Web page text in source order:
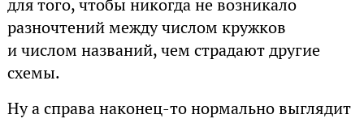
для того, чтобы никогда не возникало
разночтений между числом кружков
и числом названий, чем страдают другие
схемы.
Ну а справа наконец-то нормально выглядит